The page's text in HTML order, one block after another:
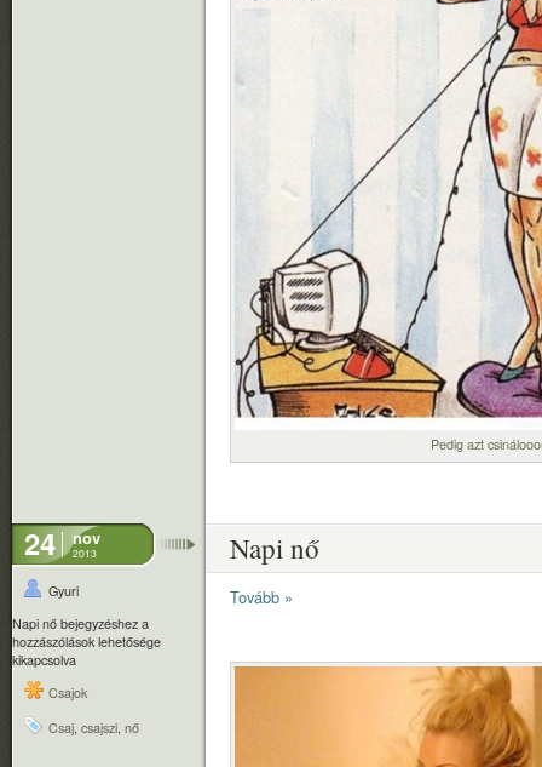
Pedig azt
24 nov
2013
Gyuri
Napi nő bejegyzéshez a
hozzászólások lehetősége
kikapcsolva
Csajok
Csaj, csajszi, nő
Napi nő
Tovább »